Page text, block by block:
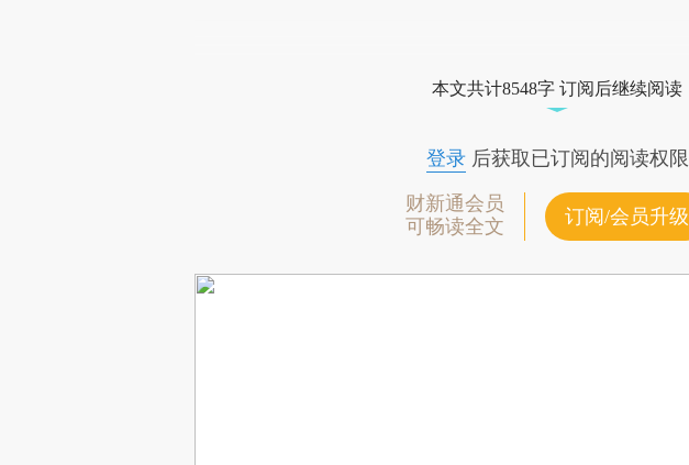
本文共计8548字 订阅后继续阅读
登录后获取已订阅的阅读权限
财新通会员
可畅读全文
订阅/会员升级